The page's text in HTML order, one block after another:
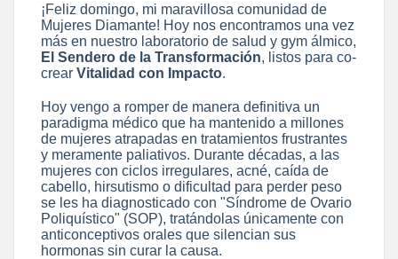
¡Feliz domingo, mi maravillosa comunidad de
Mujeres Diamante! Hoy nos encontramos una vez
más en nuestro laboratorio de salud y gym álmico,
El Sendero de la Transformación, listos para co-
crear Vitalidad con Impacto.
Hoy vengo a romper de manera definitiva un
paradigma médico que ha mantenido a millones
de mujeres atrapadas en tratamientos frustrantes
y meramente paliativos. Durante décadas, a las
mujeres con ciclos irregulares, acné, caída de
cabello, hirsutismo o dificultad para perder peso
se les ha diagnosticado con "Síndrome de Ovario
Poliquístico" (SOP), tratándolas únicamente con
anticonceptivos orales que silencian sus
hormonas sin curar la causa.